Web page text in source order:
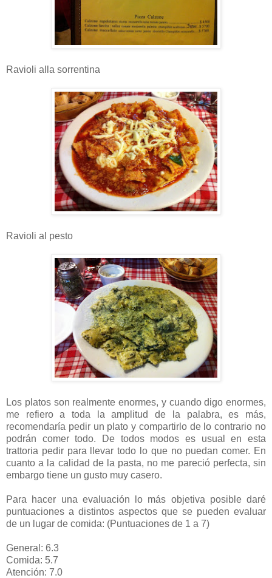
Ravioli alla sorrentina
Ravioli al pesto
Los platos son realmente enormes, y cuando digo enormes,
me refiero a toda la amplitud de la palabra, es más,
recomendaría pedir un plato y compartirlo de lo contrario no
podrán comer todo. De todos modos es usual en esta
trattoria pedir para llevar todo lo que no puedan comer. En
cuanto a la calidad de la pasta, no me pareció perfecta, sin
embargo tiene un gusto muy casero.
Para hacer una evaluación lo más objetiva posible daré
puntuaciones a distintos aspectos que se pueden evaluar
de un lugar de comida: (Puntuaciones de 1 a 7)
General: 6.3
Comida: 5.7
Atención: 7.0